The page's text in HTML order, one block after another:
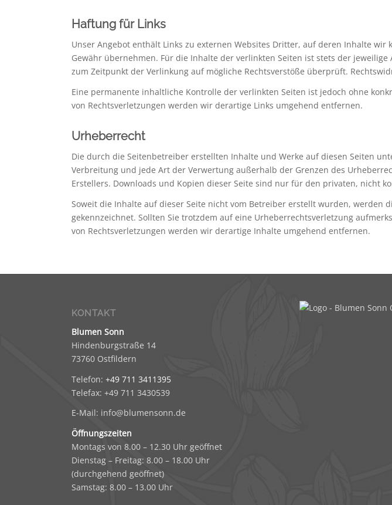
Haftung für Links
Unser Angebot enthält Links zu externen Websites Dritter, auf deren Inhalte
Gewähr übernehmen. Für die Inhalte der verlinkten Seiten ist stets der
zum Zeitpunkt der Verlinkung auf mögliche Rechtsverstöße überprüft.
Eine permanente inhaltliche Kontrolle der verlinkten Seiten ist jedoch ohne
von Rechtsverletzungen werden wir derartige Links umgehend entfernen.
Urheberrecht
Die durch die Seitenbetreiber erstellten Inhalte und Werke auf diesen Seiten
Verbreitung und jede Art der Verwertung außerhalb der Grenzen des
Erstellers. Downloads und Kopien dieser Seite sind nur für den privaten, nicht
Soweit die Inhalte auf dieser Seite nicht vom Betreiber erstellt wurden,
gekennzeichnet. Sollten Sie trotzdem auf eine Urheberrechtsverletzung
von Rechtsverletzungen werden wir derartige Inhalte umgehend entfernen.
KONTAKT
Blumen Sonn
Hindenburgstraße 14
73760 Ostfildern
Telefon: +49 711 3411395
Telefax: +49 711 3430539
E-Mail: info@blumensonn.de
Öffnungszeiten
Montags von 8.00 – 12.30 Uhr geöffnet
Dienstag – Freitag: 8.00 – 18.00 Uhr
(durchgehend geöffnet)
Samstag: 8.00 – 13.00 Uhr